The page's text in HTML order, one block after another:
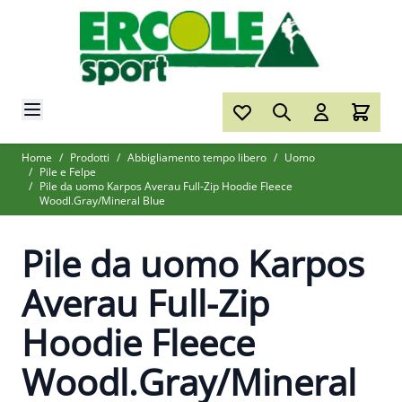
Salta al contenuto
Home / Prodotti / Abbigliamento tempo libero / Uomo
/ Pile e Felpe
/ Pile da uomo Karpos Averau Full-Zip Hoodie Fleece
Woodl.Gray/Mineral Blue
Pile da uomo Karpos
Averau Full-Zip
Hoodie Fleece
Woodl.Gray/Mineral